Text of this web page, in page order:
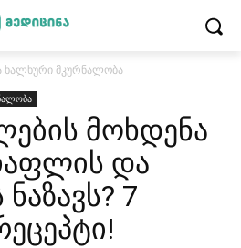
მკურნალობა
მოხდენა
და
7